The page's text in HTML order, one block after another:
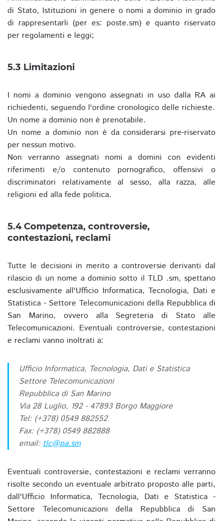
di Stato, Istituzioni in genere o nomi a dominio in grado
di rappresentarli (per es: poste.sm) e quanto riservato
per regolamenti e leggi;
5.3 Limitazioni
I nomi a dominio vengono assegnati in uso dalla RA ai
richiedenti, seguendo l'ordine cronologico delle richieste.
Un nome a dominio non è prenotabile.
Un nome a dominio non è da considerarsi pre-riservato
per nessun motivo.
Non verranno assegnati nomi a domini con evidenti
riferimenti e/o contenuto pornografico, offensivi o
discriminatori relativamente al sesso, alla razza, alle
religioni ed alla fede politica.
5.4 Competenza, controversie,
contestazioni, reclami
Tutte le decisioni in merito a controversie derivanti dal
rilascio di un nome a dominio sotto il TLD .sm, spettano
esclusivamente all'Ufficio Informatica, Tecnologia, Dati e
Statistica - Settore Telecomunicazioni della Repubblica di
San Marino, ovvero alla Segreteria di Stato alle
Telecomunicazioni. Eventuali controversie, contestazioni
e reclami vanno inoltrati a:
Ufficio Informatica, Tecnologia, Dati e Statistica
Settore Telecomunicazioni
Repubblica di San Marino
Via 28 Luglio, 192 - 47893 Borgo Maggiore
Tel: (+378) 0549 882552
Fax: (+378) 0549 882888
email: tlc@pa.sm
Eventuali controversie, contestazioni e reclami verranno
risolte secondo un eventuale arbitrato proposto alle parti,
dall'Ufficio Informatica, Tecnologia, Dati e Statistica -
Settore Telecomunicazioni della Repubblica di San